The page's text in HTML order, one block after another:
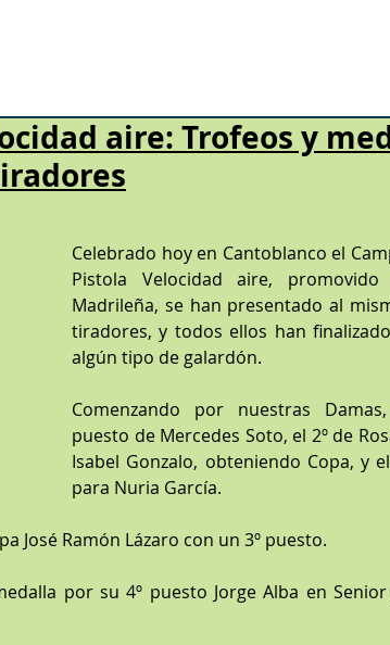
aire: Trofeos y
Celebrado hoy en Cantoblanco el
Pistola Velocidad aire,
Madrileña, se han presentado al
tiradores, y todos ellos han
algún tipo de galardón.
Comenzando por nuestras
puesto de Mercedes Soto, el 2º de
Isabel Gonzalo, obteniendo Copa, y
para Nuria García.
José Ramón Lázaro con un 3º puesto.
por su 4º puesto Jorge Alba en